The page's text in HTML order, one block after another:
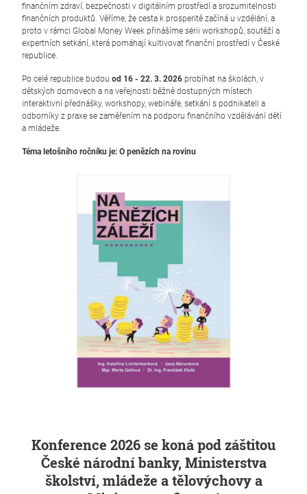
finančním zdraví, bezpečnosti v digitálním prostředí a srozumitelnosti
finančních produktů. Věříme, že cesta k prosperitě začíná u vzdělání, a
proto v rámci Global Money Week přinášíme sérii workshopů, soutěží a
expertních setkání, která pomáhají kultivovat finanční prostředí v České
republice.
Po celé republice budou od 16 - 22. 3. 2026 probíhat na školách, v
dětských domovech a na veřejnosti běžně dostupných místech
interaktivní přednášky, workshopy, webináře, setkání s podnikateli a
odborníky z praxe se zaměřením na podporu finančního vzdělávání dětí
a mládeže.
Téma letošního ročníku je: O penězích na rovinu
Konference 2026 se koná pod záštitou
České národní banky, Ministerstva
školství, mládeže a tělovýchovy a